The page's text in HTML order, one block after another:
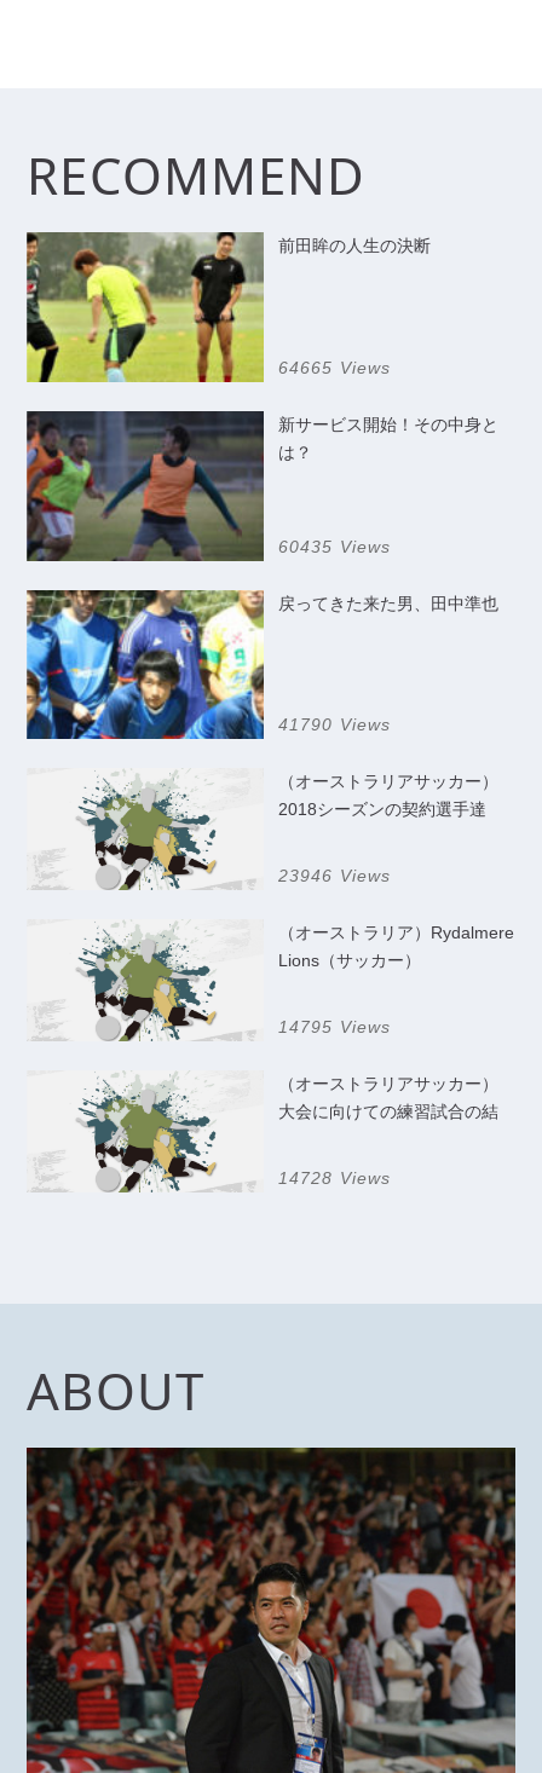
RECOMMEND
前田眸の人生の決断
64665 Views
新サービス開始！その中身と
は？
60435 Views
戻ってきた来た男、田中準也
41790 Views
（オーストラリアサッカー）
2018シーズンの契約選手達
23946 Views
（オーストラリア）Rydalmere
Lions（サッカー）
14795 Views
（オーストラリアサッカー）
大会に向けての練習試合の結
14728 Views
ABOUT